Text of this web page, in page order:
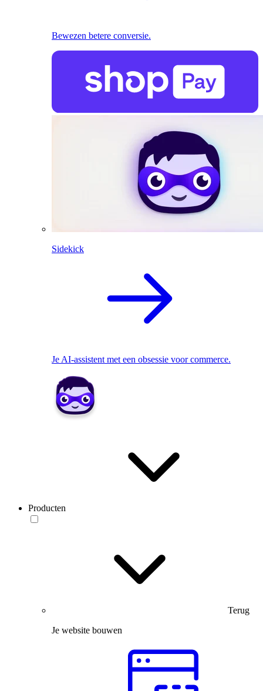
Bewezen betere conversie.
Sidekick
Je AI-assistent met een obsessie voor commerce.
Producten
Terug
Je website bouwen